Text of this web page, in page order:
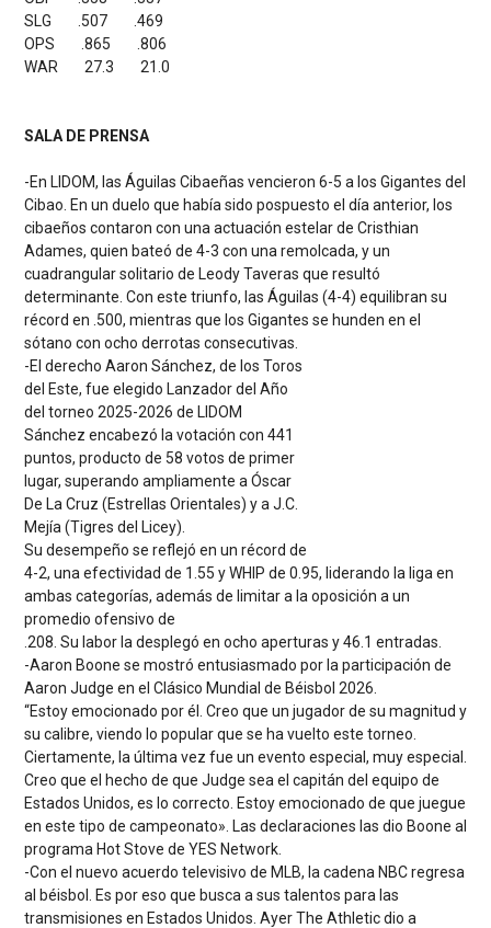
SLG .507 .469
OPS .865 .806
WAR 27.3 21.0
SALA DE PRENSA
-En LIDOM, las Águilas Cibaeñas vencieron 6-5 a los Gigantes del
Cibao. En un duelo que había sido pospuesto el día anterior, los
cibaeños contaron con una actuación estelar de Cristhian
Adames, quien bateó de 4-3 con una remolcada, y un
cuadrangular solitario de Leody Taveras que resultó
determinante. Con este triunfo, las Águilas (4-4) equilibran su
récord en .500, mientras que los Gigantes se hunden en el
sótano con ocho derrotas consecutivas.
-EI derecho Aaron Sánchez, de los Toros
del Este, fue elegido Lanzador del Año
del torneo 2025-2026 de LIDOM
Sánchez encabezó la votación con 441
puntos, producto de 58 votos de primer
lugar, superando ampliamente a Óscar
De La Cruz (Estrellas Orientales) y a J.C.
Mejía (Tigres del Licey).
Su desempeño se reflejó en un récord de
4-2, una efectividad de 1.55 y WHIP de 0.95, liderando la liga en
ambas categorías, además de limitar a la oposición a un
promedio ofensivo de
.208. Su labor la desplegó en ocho aperturas y 46.1 entradas.
-Aaron Boone se mostró entusiasmado por la participación de
Aaron Judge en el Clásico Mundial de Béisbol 2026.
“Estoy emocionado por él. Creo que un jugador de su magnitud y
su calibre, viendo lo popular que se ha vuelto este torneo.
Ciertamente, la última vez fue un evento especial, muy especial.
Creo que el hecho de que Judge sea el capitán del equipo de
Estados Unidos, es lo correcto. Estoy emocionado de que juegue
en este tipo de campeonato». Las declaraciones las dio Boone al
programa Hot Stove de YES Network.
-Con el nuevo acuerdo televisivo de MLB, la cadena NBC regresa
al béisbol. Es por eso que busca a sus talentos para las
transmisiones en Estados Unidos. Ayer The Athletic dio a